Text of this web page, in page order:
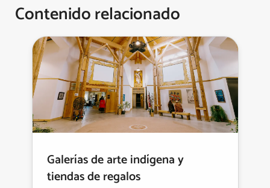
Contenido relacionado
Galerías de arte indígena y
tiendas de regalos